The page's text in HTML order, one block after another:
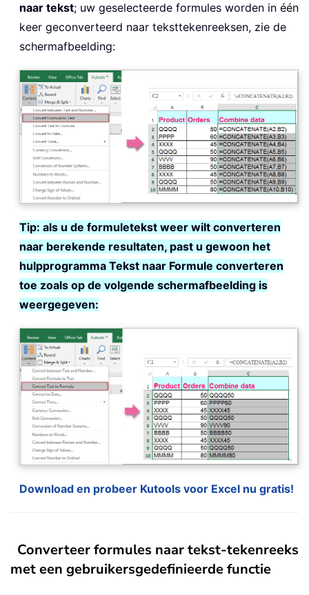
naar tekst; uw geselecteerde formules worden in één
keer geconverteerd naar teksttekenreeksen, zie de
schermafbeelding:
Tip: als u de formuletekst weer wilt converteren
naar berekende resultaten, past u gewoon het
hulpprogramma Tekst naar Formule converteren
toe zoals op de volgende schermafbeelding is
weergegeven:
Download en probeer Kutools voor Excel nu gratis!
Converteer formules naar tekst-tekenreeks
met een gebruikersgedefinieerde functie